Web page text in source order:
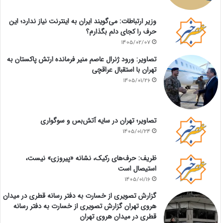
وزیر ارتباطات: می‌گویند ایران به اینترنت نیاز ندارد؛ این
حرف را کجای دلم بگذارم؟
1405/02/07
تصاویر: ورود ژنرال عاصم منیر فرمانده ارتش پاکستان به
تهران با استقبال عراقچی
1405/01/26
تصاویر؛ تهران در سایه آتش‌بس و سوگواری
1405/01/24
ظریف: حرف‌های رکیک، نشانه «پیروزی» نیست،
استیصال است
1405/01/16
گزارش تصویری از خسارت به دفتر رسانه قطری در میدان
هروی تهران گزارش تصویری از خسارت به دفتر رسانه
قطری در میدان هروی تهران